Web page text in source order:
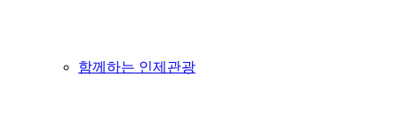
함께하는 인제관광